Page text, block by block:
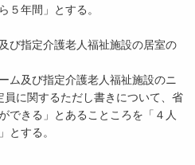
５年間」とする。
指定介護老人福祉施設の居室の
ム及び指定介護老人福祉施設のニ
員に関するただし書きについて、省
できる」とあることころを「４人
とする。